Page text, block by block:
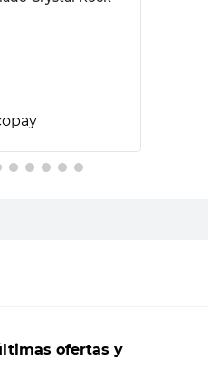
ofertas y